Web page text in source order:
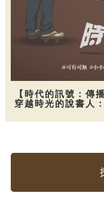
【時代的訊號：傳
穿越時光的說書人